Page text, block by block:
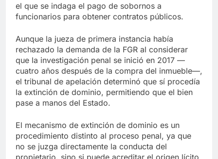
el que se indaga el pago de sobornos a
funcionarios para obtener contratos públicos.
Aunque la jueza de primera instancia había
rechazado la demanda de la FGR al considerar
que la investigación penal se inició en 2017 —
cuatro años después de la compra del inmueble—,
el tribunal de apelación determinó que sí procedía
la extinción de dominio, permitiendo que el bien
pase a manos del Estado.
El mecanismo de extinción de dominio es un
procedimiento distinto al proceso penal, ya que
no se juzga directamente la conducta del
propietario, sino si puede acreditar el origen lícito